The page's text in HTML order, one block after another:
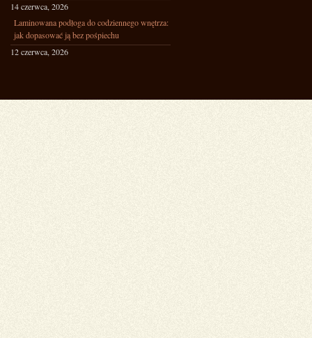
14 czerwca, 2026
Laminowana podłoga do codziennego wnętrza:
jak dopasować ją bez pośpiechu
12 czerwca, 2026